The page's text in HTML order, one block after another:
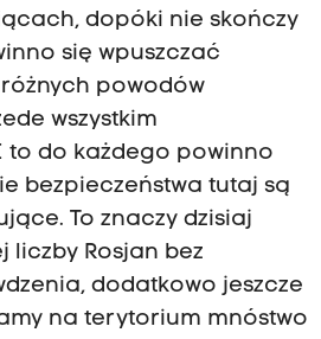
dopóki nie skończy
się wpuszczać
powodów
wszystkim
to do każdego powinno
bezpieczeństwa tutaj są
To znaczy dzisiaj
liczby Rosjan bez
dodatkowo jeszcze
na terytorium mnóstwo